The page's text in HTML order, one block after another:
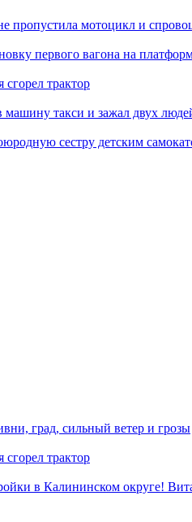
пропустила мотоцикл и
первого вагона на
трактор
машину такси и зажал двух
сестру детским
град, сильный ветер и грозы
трактор
в Калининском округе!